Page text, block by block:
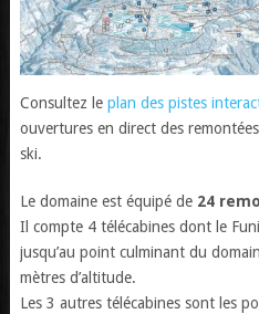
Consultez le plan des pistes
ouvertures en direct des
ski.
Le domaine est équipé de 24
Il compte 4 télécabines dont le
jusqu’au point culminant du
mètres d’altitude.
Les 3 autres télécabines sont les